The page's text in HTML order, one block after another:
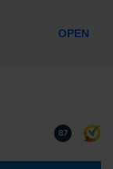
Download
8.7
OPEN